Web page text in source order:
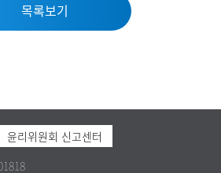
목록보기
윤리위원회 신고센터